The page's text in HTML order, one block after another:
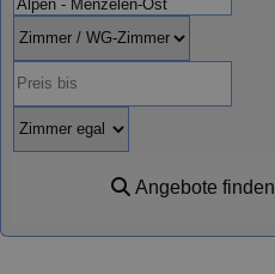
Angebote finden